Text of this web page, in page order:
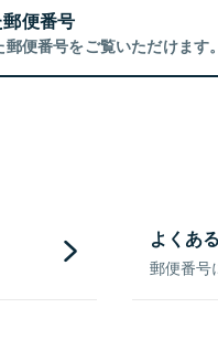
便番号
便番号をご覧いただけます。
よくあ
郵便番号